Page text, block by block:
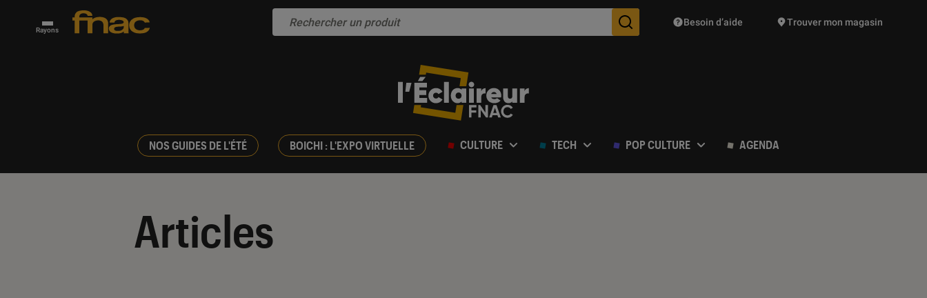
Rayons Des suggestions de produits vont vous être proposées
Besoin d’aide Trouver mon magasin
NOS GUIDES DE L'ÉTÉ BOICHI : L'EXPO VIRTUELLE CULTURE TECH POP CULTURE AGENDA
Articles